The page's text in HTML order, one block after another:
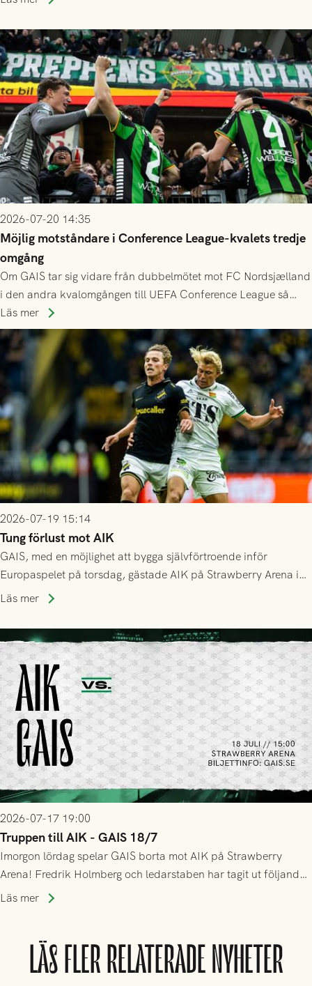
2026-07-20 14:35
Möjlig motståndare i Conference League-kvalets tredje
omgång
Om GAIS tar sig vidare från dubbelmötet mot FC Nordsjælland
i den andra kvalomgången till UEFA Conference League så
spelas den tredje kvalomgången kort därpå. Motståndare blir
då vinnaren i mötet mellan isländska Valur och HŠK Zrinjski
Mostar från Bosnien och Hercegovina.
Läs mer
2026-07-19 15:14
Tung förlust mot AIK
GAIS, med en möjlighet att bygga självförtroende inför
Europaspelet på torsdag, gästade AIK på Strawberry Arena i
Stockholm . Men trots konstant hotande i första halvlek av
lyckades få in 2-0.
Läs mer
2026-07-17 19:00
Truppen till AIK - GAIS 18/7
Imorgon lördag spelar GAIS borta mot AIK på Strawberry
Arena! Fredrik Holmberg och ledarstaben har tagit ut följande
trupp till matchen:
Läs mer
LÄS FLER RELATERADE NYHETER